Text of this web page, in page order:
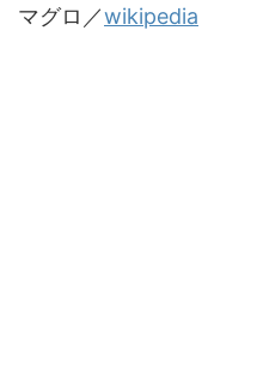
マグロ／wikipedia